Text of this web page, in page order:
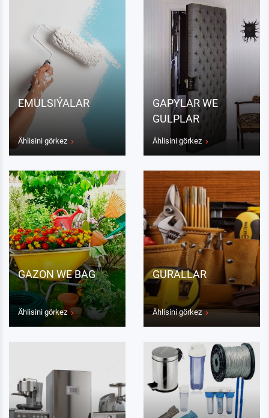
EMULSIÝALAR
Ählisini görkez
GAPYLAR WE
GULPLAR
Ählisini görkez
GAZON WE BAG
Ählisini görkez
GURALLAR
Ählisini görkez